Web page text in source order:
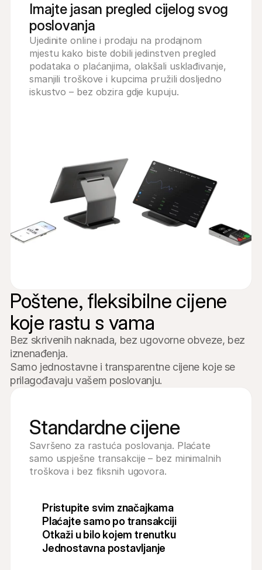
Imajte jasan pregled cijelog svog
poslovanja
Ujedinite online i prodaju na prodajnom
mjestu kako biste dobili jedinstven pregled
podataka o plaćanjima, olakšali usklađivanje,
smanjili troškove i kupcima pružili dosljedno
iskustvo – bez obzira gdje kupuju.
Poštene, fleksibilne cijene
koje rastu s vama
Bez skrivenih naknada, bez ugovorne obveze, bez
iznenađenja.
Samo jednostavne i transparentne cijene koje se
prilagođavaju vašem poslovanju.
Standardne cijene
Savršeno za rastuća poslovanja. Plaćate
samo uspješne transakcije – bez minimalnih
troškova i bez fiksnih ugovora.
Pristupite svim značajkama
Plaćajte samo po transakciji
Otkaži u bilo kojem trenutku
Jednostavna postavljanje